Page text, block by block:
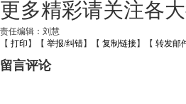
更多精彩请关注各
责任编辑：刘慧
【 打印 】【 举报/纠错】【 复制链接】【 转发邮
留言评论